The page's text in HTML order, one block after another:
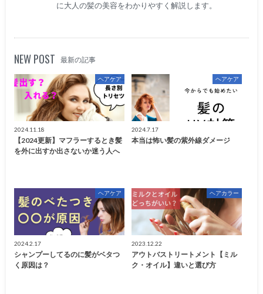
に大人の髪の美容をわかりやすく解説します。
NEW POST 最新の記事
ヘアケア
2024.11.18
【2024更新】マフラーするとき髪
を外に出すか出さないか迷う人へ
ヘアケア
2024.7.17
本当は怖い髪の紫外線ダメージ
ヘアケア
2024.2.17
シャンプーしてるのに髪がベタつ
く原因は？
ヘアカラー
2023.12.22
アウトバストリートメント【ミル
ク・オイル】違いと選び方